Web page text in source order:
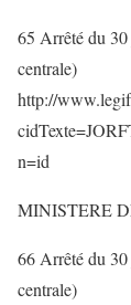
65 Arrêté du
centrale)
http://
n=id
MINISTERE
66 Arrêté du
centrale)